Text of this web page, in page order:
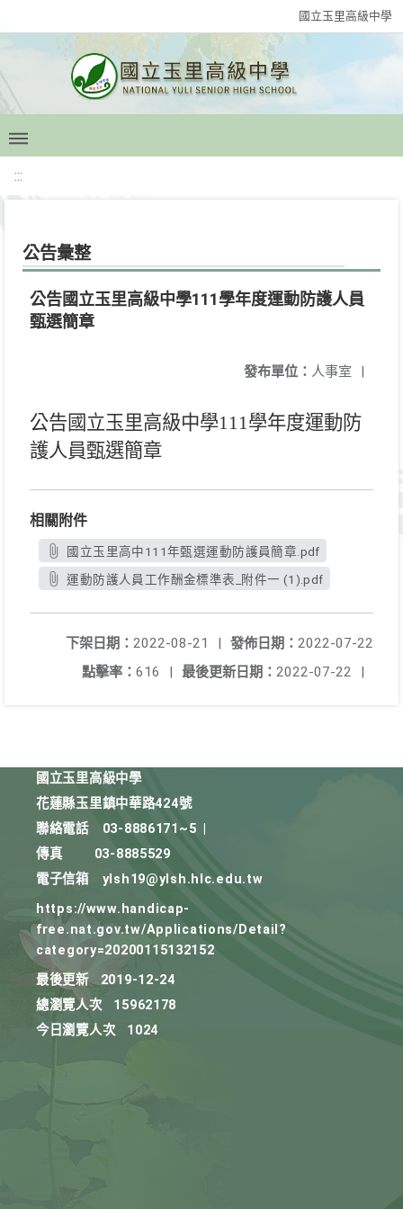
國立玉里高級中學
:::
公告彙整
公告國立玉里高級中學111學年度運動防護人員
甄選簡章
發布單位： 人事室 |
公告國立玉里高級中學111學年度運動防
護人員甄選簡章
相關附件
國立玉里高中111年甄選運動防護員簡章.pdf
運動防護人員工作酬金標準表_附件一 (1).pdf
發佈日期： 2022-07-22
下架日期： 2022-08-21
|
最後更新日期： 2022-07-22 |
點擊率： 616 |
國立玉里高級中學
花蓮縣玉里鎮中華路424號
聯絡電話
03-8886171~5
傳真
03-8885529
電子信箱
ylsh19@ylsh.hlc.edu.tw
https://www.handicap-
free.nat.gov.tw/Applications/Detail?
category=20200115132152
最後更新
2019-12-24
總瀏覽人次
15962178
今日瀏覽人次
1024